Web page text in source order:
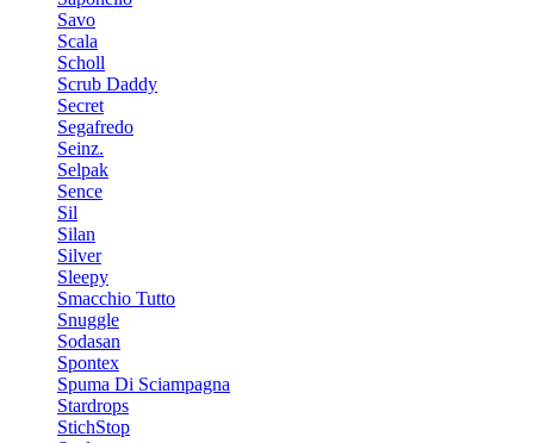
Savo
Scala
Scholl
Scrub Daddy
Secret
Segafredo
Seinz.
Selpak
Sence
Sil
Silan
Silver
Sleepy
Smacchio Tutto
Snuggle
Sodasan
Spontex
Spuma Di Sciampagna
Stardrops
StichStop